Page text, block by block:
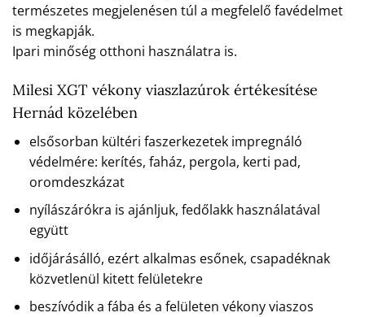
természetes megjelenésen túl a megfelelő favédelmet
is megkapják.
Ipari minőség otthoni használatra is.
Milesi XGT vékony viaszlazúrok értékesítése
Hernád közelében
elsősorban kültéri faszerkezetek impregnáló
védelmére: kerítés, faház, pergola, kerti pad,
oromdeszkázat
nyílászárókra is ajánljuk, fedőlakk használatával
együtt
időjárásálló, ezért alkalmas esőnek, csapadéknak
közvetlenül kitett felületekre
beszívódik a fába és a felületen vékony viaszos